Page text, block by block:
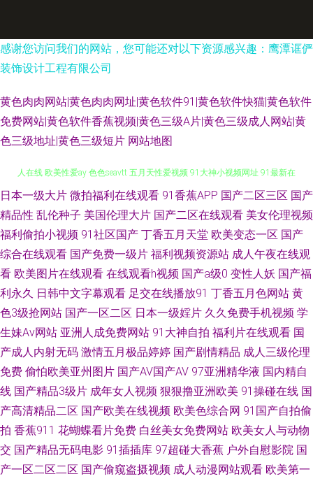
感谢您访问我们的网站，您可能还对以下资源感兴趣：鹰潭诓俨
装饰设计工程有限公司
黄色肉肉网站|黄色肉肉网址|黄色软件91|黄色软件快猫|黄色软件
免费网站|黄色软件香蕉视频|黄色三级A片|黄色三级成人网站|黄
色三级地址|黄色三级短片 网站地图
大香蕉伊人情色 91软件男女涩涩噗噗噗噗 92精品福利在线 国产传媒妞妞成
人在线 欧美性爱ay 色色seavtt 五月天性爱视频 91大神小视频网址 91最新在
高潮对白合集 91污导航 国产ts网站在线观看 久曹福利免费资源站 日本a区国
产精品水牛 影音先锋资源无人区 91蜜臀导航 91熊猫网站在线 超碰在线91人
人 国产ts视频在线播放 欧美性爱1区2区 久久草午夜福利视频 91主播色 91色
毛片视频在线 91va人妻 欧美日韩亚洲色色 熟女撸撸黑人 91le美女在线视频
网 日韩成人无码一卡二卡 亚洲三级理论 91逼在线 91久久a AV国产福利 成人
日本一级大片 微拍福利在线观看 91香蕉APP 国产二区三区 国产
精品性 乱伦种子 美国伦理大片 国产二区在线观看 美女伦理视频
福利偷拍小视频 91社区国产 丁香五月天堂 欧美变态一区 国产
综合在线观看 国产免费一级片 福利视频资源站 成人午夜在线观
看 欧美图片在线观看 在线观看h视频 国产a级0 变性人妖 国产福
利永久 日韩中文字幕观看 足交在线播放91 丁香五月色网站 黄
色3级抢网站 国产一区二区 日本一级婬片 久久免费手机视频 学
生妹Av网站 亚洲人成免费网站 91大神自拍 福利片在线观看 国
产成人内射无码 激情五月极品婷婷 国产剧情精品 成人三级伦理
免费 偷怕欧美亚州图片 国产AV国产AV 97亚洲精华液 国内精自
线 国产精品3级片 成年女人视频 狠狠撸亚洲欧美 91操碰在线 国
产高清精品二区 国产欧美在线视频 欧美色综合网 91国产自拍偷
拍 香蕉911 花蝴蝶看片免费 白丝美女免费网站 欧美女人与动物
交 国产精品无码电影 91插插库 97超碰大香蕉 户外自慰影院 国
产一区二区二区 国产偷窥盗摄视频 成人动漫网站观看 欧美第一